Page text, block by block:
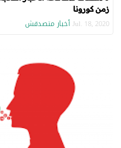
زمن كورونا
Jul. 18, 2020 أخبار متصدقش